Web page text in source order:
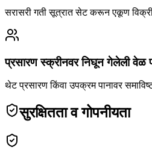
सरासरी गती सूत्रात सेट करून एकूण
प्रसारण स्क्रीनवर निघून गेलेली वेळ
थेट प्रसारण किंवा उपक्रम पानावर
सुरक्षितता व गोपनीयता